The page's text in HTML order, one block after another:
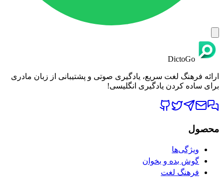
DictoGo
ارائه فرهنگ لغت سریع، یادگیری صوتی و پشتیبانی از زبان مادری
برای ساده کردن یادگیری انگلیسی!
محصول
ویژگی‌ها
گوش بده و بخوان
فرهنگ لغت